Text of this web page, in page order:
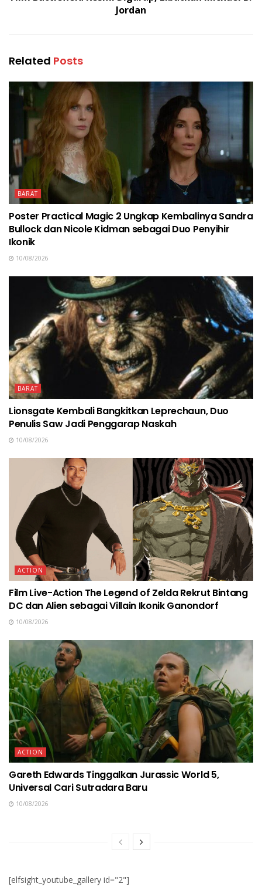
Jordan
Related Posts
BARAT
Poster Practical Magic 2 Ungkap Kembalinya Sandra
Bullock dan Nicole Kidman sebagai Duo Penyihir
Ikonik
10/08/2026
BARAT
Lionsgate Kembali Bangkitkan Leprechaun, Duo
Penulis Saw Jadi Penggarap Naskah
10/08/2026
ACTION
Film Live-Action The Legend of Zelda Rekrut Bintang
DC dan Alien sebagai Villain Ikonik Ganondorf
10/08/2026
ACTION
Gareth Edwards Tinggalkan Jurassic World 5,
Universal Cari Sutradara Baru
10/08/2026
[elfsight_youtube_gallery id="2"]